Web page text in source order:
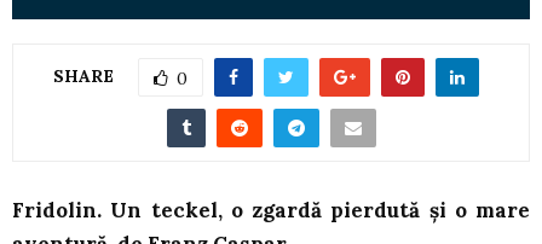
SHARE 0
Fridolin. Un teckel, o zgardă pierdută și o mare